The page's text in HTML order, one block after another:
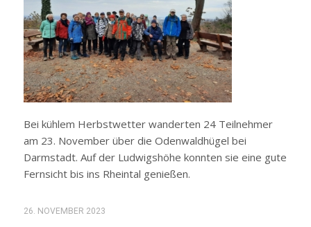
Bei kühlem Herbstwetter wanderten 24 Teilnehmer
am 23. November über die Odenwaldhügel bei
Darmstadt. Auf der Ludwigshöhe konnten sie eine gute
Fernsicht bis ins Rheintal genießen.
26. NOVEMBER 2023